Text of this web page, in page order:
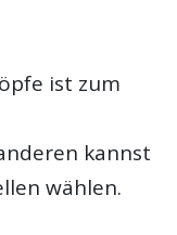
ist zum
kannst
wählen.